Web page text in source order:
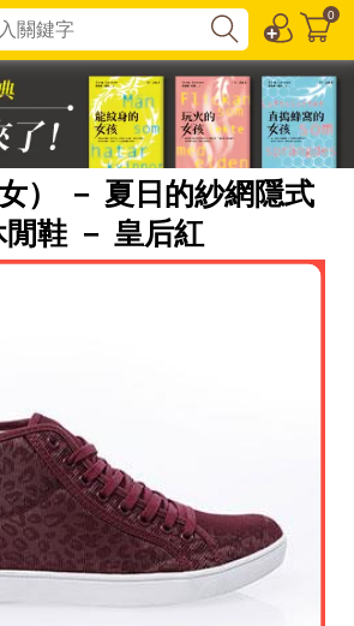
0
） － 夏日的紗網隱式
鞋 － 皇后紅